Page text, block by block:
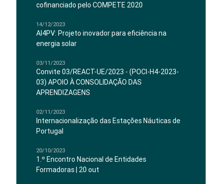
cofinanciado pelo COMPETE 2020
14/12/2023
AI4PV: Projeto inovador para eficiência na
energia solar
03/11/2023
Convite 03/REACT-UE/2023 - (POCI-H4-2023-
03) APOIO À CONSOLIDAÇÃO DAS
APRENDIZAGENS
02/11/2023
Internacionalização das Estações Náuticas de
Portugal
20/10/2023
1.º Encontro Nacional de Entidades
Formadoras | 20 out